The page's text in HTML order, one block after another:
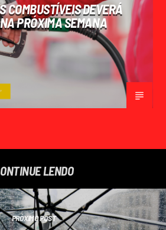
COMBUSTÍVEIS DEVERÁ
PRÓXIMA SEMANA
LENDO
PRÓXIMO POST